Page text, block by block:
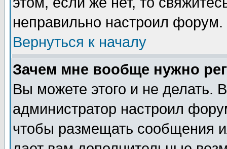
неправильно настроил форум.
Вернуться к началу
Зачем мне вообще нужно
Вы можете этого и не делать.
администратор настроил
чтобы размещать сообщения